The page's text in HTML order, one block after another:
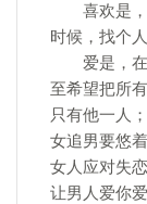
喜欢是，
时候，找个人
爱是，在
至希望把所
只有他一人
女追男要悠
女人应对失
让男人爱你